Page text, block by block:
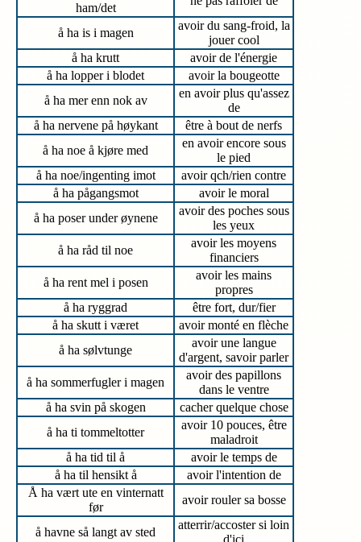
ham/det
å ha is i magen
avoir du sang-froid, la
jouer cool
å ha krutt
avoir de l'énergie
å ha lopper i blodet
avoir la bougeotte
å ha mer enn nok av
en avoir plus qu'assez
de
å ha nervene på høykant
être à bout de nerfs
å ha noe å kjøre med
en avoir encore sous
le pied
å ha noe/ingenting imot
avoir qch/rien contre
å ha pågangsmot
avoir le moral
å ha poser under øynene
avoir des poches sous
les yeux
å ha råd til noe
avoir les moyens
financiers
å ha rent mel i posen
avoir les mains
propres
å ha ryggrad
être fort, dur/fier
å ha skutt i været
avoir monté en flèche
å ha sølvtunge
avoir une langue
d'argent, savoir parler
å ha sommerfugler i magen
avoir des papillons
dans le ventre
å ha svin på skogen
cacher quelque chose
å ha ti tommeltotter
avoir 10 pouces, être
maladroit
å ha tid til å
avoir le temps de
å ha til hensikt å
avoir l'intention de
Å ha vært ute en vinternatt
før
avoir rouler sa bosse
å havne så langt av sted
atterrir/accoster si loin